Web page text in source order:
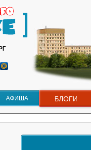
АФИША БЛОГИ